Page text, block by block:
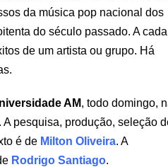
da música pop nacional dos
do século passado. A cada
de um artista ou grupo. Há
AM, todo domingo,
pesquisa, produção, seleção
é de Milton Oliveira. A
Rodrigo Santiago.